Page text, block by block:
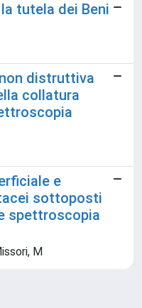
tutela dei Beni
distruttiva
collatura
e
sottoposti
spettroscopia
M